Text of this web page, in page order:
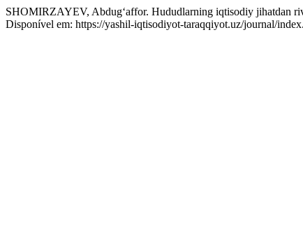
SHOMIRZAYEV, Abdug‘affor. Hududlarning iqtisodiy jihatdan
Disponível em: https://yashil-iqtisodiyot-taraqqiyot.uz/journal/